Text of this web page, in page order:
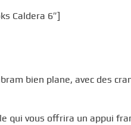
Caldera 6″]
bien plane, avec des
qui vous offrira un appui